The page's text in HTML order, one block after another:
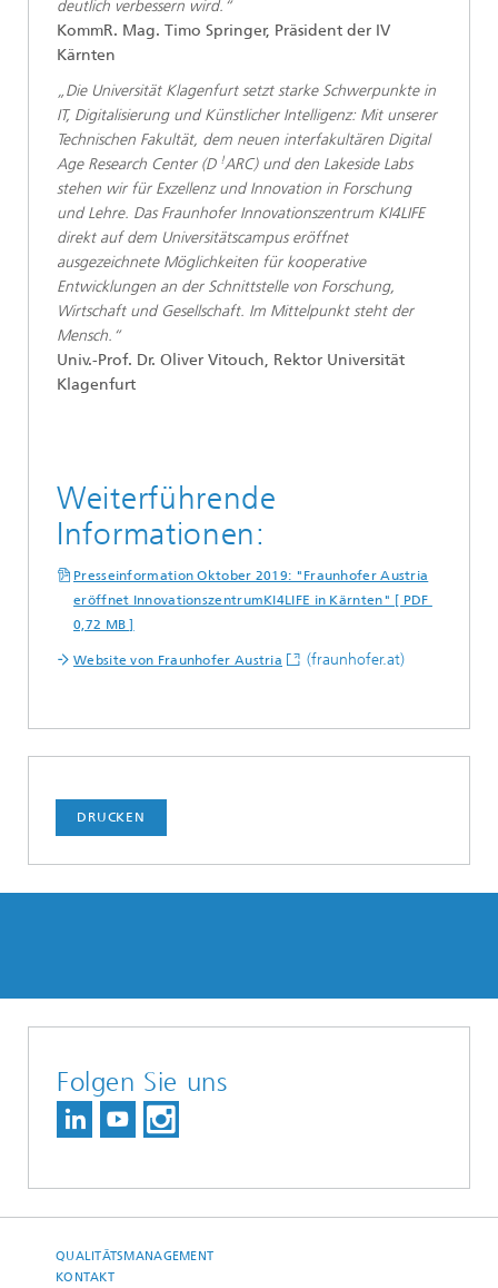
deutlich verbessern wird.“
KommR. Mag. Timo Springer, Präsident der IV
Kärnten
„Die Universität Klagenfurt setzt starke Schwerpunkte in
IT, Digitalisierung und Künstlicher Intelligenz: Mit unserer
Technischen Fakultät, dem neuen interfakultären Digital
Age Research Center (D !ARC) und den Lakeside Labs
stehen wir für Exzellenz und Innovation in Forschung
und Lehre. Das Fraunhofer Innovationszentrum KI4LIFE
direkt auf dem Universitätscampus eröffnet
ausgezeichnete Möglichkeiten für kooperative
Entwicklungen an der Schnittstelle von Forschung,
Wirtschaft und Gesellschaft. Im Mittelpunkt steht der
Mensch.“
Univ.-Prof. Dr. Oliver Vitouch, Rektor Universität
Klagenfurt
Weiterführende
Informationen:
Presseinformation Oktober 2019: "Fraunhofer Austria
eröffnet InnovationszentrumKI4LIFE in Kärnten" [ PDF
0,72 MB ]
Website von Fraunhofer Austria (fraunhofer.at)
DRUCKEN
Folgen Sie uns
QUALITÄTSMANAGEMENT
KONTAKT